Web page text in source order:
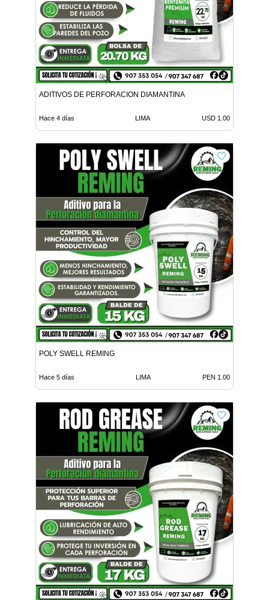
ADITIVOS DE PERFORACION DIAMANTINA
Hace 4 días LIMA USD 1.00
POLY SWELL REMING
Hace 5 días LIMA PEN 1.00